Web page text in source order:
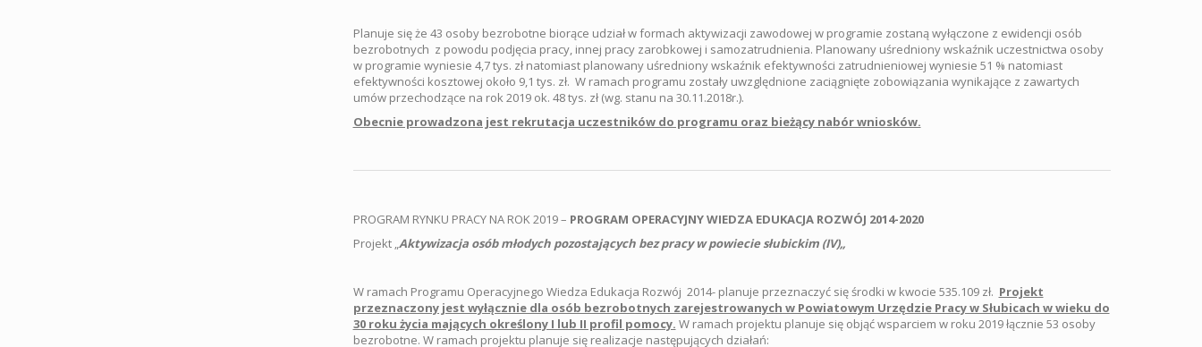
Planuje się że 43 osoby bezrobotne biorące udział w formach aktywizacji zawodowej w programie zostaną wyłączone z ewidencji osób
bezrobotnych z powodu podjęcia pracy, innej pracy zarobkowej i samozatrudnienia. Planowany uśredniony wskaźnik uczestnictwa osoby
w programie wyniesie 4,7 tys. zł natomiast planowany uśredniony wskaźnik efektywności zatrudnieniowej wyniesie 51 % natomiast
efektywności kosztowej około 9,1 tys. zł. W ramach programu zostały uwzględnione zaciągnięte zobowiązania wynikające z zawartych
umów przechodzące na rok 2019 ok. 48 tys. zł (wg. stanu na 30.11.2018r.).
Obecnie prowadzona jest rekrutacja uczestników do programu oraz bieżący nabór wniosków.
PROGRAM RYNKU PRACY NA ROK 2019 – PROGRAM OPERACYJNY WIEDZA EDUKACJA ROZWÓJ 2014-2020
Projekt „Aktywizacja osób młodych pozostających bez pracy w powiecie słubickim (IV)„
W ramach Programu Operacyjnego Wiedza Edukacja Rozwój 2014- planuje przeznaczyć się środki w kwocie 535.109 zł. Projekt
przeznaczony jest wyłącznie dla osób bezrobotnych zarejestrowanych w Powiatowym Urzędzie Pracy w Słubicach w wieku do
30 roku życia mających określony I lub II profil pomocy. W ramach projektu planuje się objąć wsparciem w roku 2019 łącznie 53 osoby
bezrobotne. W ramach projektu planuje się realizacje następujących działań: